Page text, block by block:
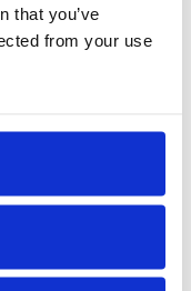
that you’ve
from your use